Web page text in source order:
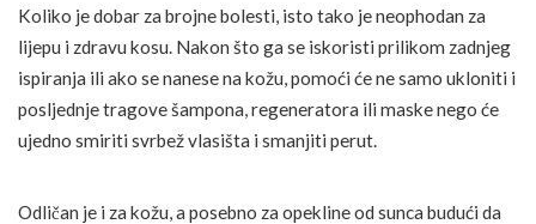
Koliko je dobar za brojne bolesti, isto tako je neophodan za
lijepu i zdravu kosu. Nakon što ga se iskoristi prilikom zadnjeg
ispiranja ili ako se nanese na kožu, pomoći će ne samo ukloniti i
posljednje tragove šampona, regeneratora ili maske nego će
ujedno smiriti svrbež vlasišta i smanjiti perut.
Odličan je i za kožu, a posebno za opekline od sunca budući da